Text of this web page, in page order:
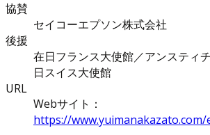
協賛
セイコーエプソン株式会社
後援
在日フランス大使館／アンスティ
日スイス大使館
URL
Webサイト：
https://www.yuimanakazato.com/